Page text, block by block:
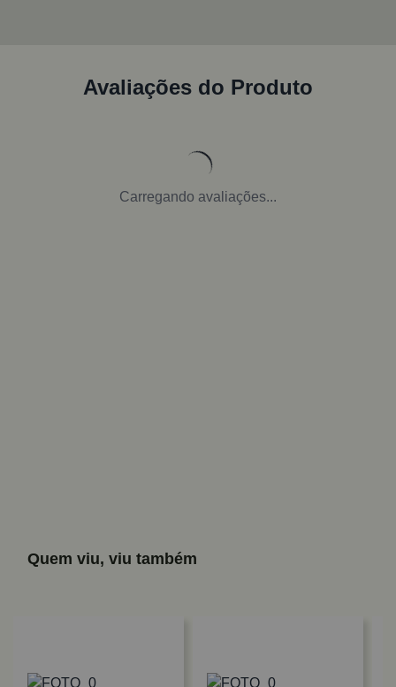
Avaliações do Produto
Carregando avaliações...
Quem viu, viu também